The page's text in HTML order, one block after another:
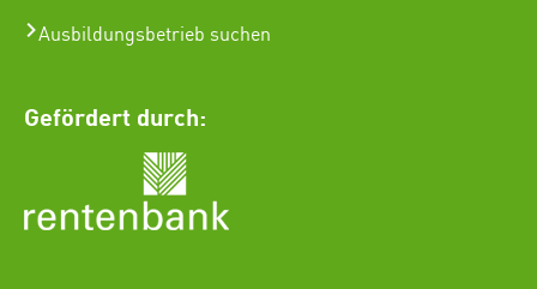
Ausbildungsbetrieb suchen
Gefördert durch: